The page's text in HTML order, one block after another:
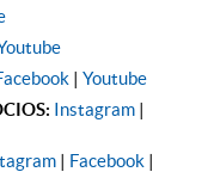
| Youtube
Instagram |
| Facebook |